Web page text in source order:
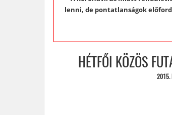
lenni, de pontatlanságok
HÉTFŐI KÖZÖS
2015.